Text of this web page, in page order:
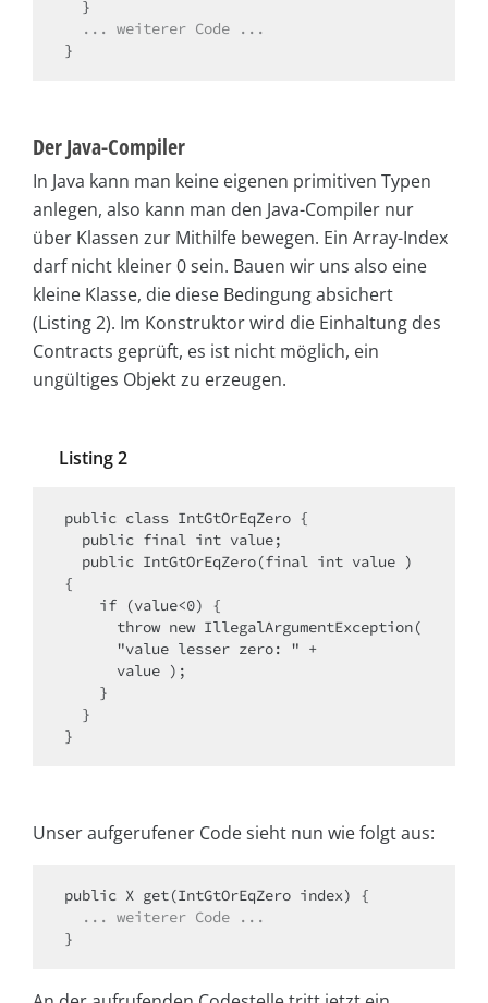
  ... weiterer Code ...
}
Der Java-Compiler
In Java kann man keine eigenen primitiven Typen
anlegen, also kann man den Java-Compiler nur
über Klassen zur Mithilfe bewegen. Ein Array-Index
darf nicht kleiner 0 sein. Bauen wir uns also eine
kleine Klasse, die diese Bedingung absichert
(Listing 2). Im Konstruktor wird die Einhaltung des
Contracts geprüft, es ist nicht möglich, ein
ungültiges Objekt zu erzeugen.
Listing 2
public class IntGtOrEqZero {
{
}
Unser aufgerufener Code sieht nun wie folgt aus:
public X get(IntGtOrEqZero index) {
... weiterer Code ...
}